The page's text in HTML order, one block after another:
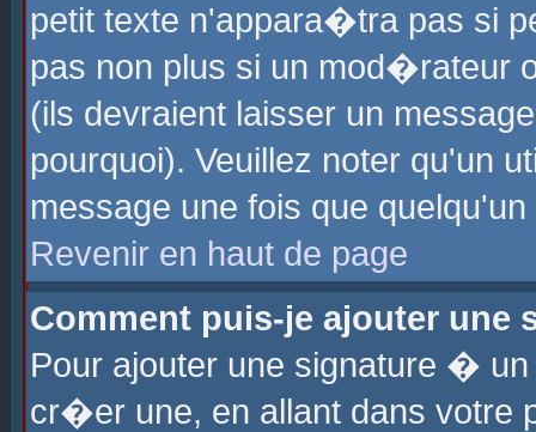
petit texte n'appara�tra pas si
pas non plus si un mod�rateur
(ils devraient laisser un
pourquoi). Veuillez noter qu'un
message une fois que
Revenir en haut de page
Comment puis-je ajouter une
Pour ajouter une signature �
cr�er une, en allant dans